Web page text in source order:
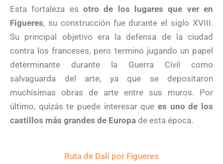
Esta fortaleza es otro de los lugares que ver en
Figueres, su construcción fue durante el siglo XVIII.
Su principal objetivo era la defensa de la ciudad
contra los franceses, pero terminó jugando un papel
determinante durante la Guerra Civil como
salvaguarda del arte, ya que se depositaron
muchísimas obras de arte entre sus muros. Por
último, quizás te puede interesar que es uno de los
castillos más grandes de Europa de esta época.
Ruta de Dalí por Figueres